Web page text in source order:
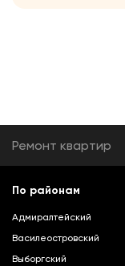
Ремонт квартир
По районам
Адмиралтейский
Василеостровский
Выборгский